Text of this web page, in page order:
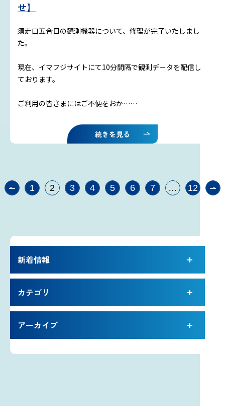
せ】
須走口五合目の観測機器について、修理が完了いたしまし
た。
現在、イマフジサイトにて10分間隔で観測データを配信し
ております。
ご利用の皆さまにはご不便をおか……
続きを見る
投
稿
送
1 2 3 4 5 6 7 … 12
新着情報
カテゴリ
アーカイブ